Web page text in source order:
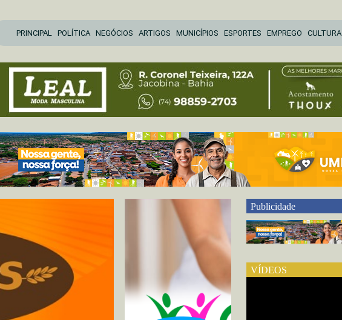
para
o
PRINCIPAL POLÍTICA NEGÓCIOS ARTIGOS MUNICÍPIOS ESPORTES EMPREGO CULTURA
Publicidade
VÍDEOS